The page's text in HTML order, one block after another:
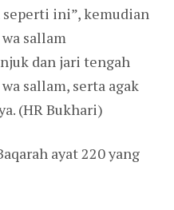
seperti ini”, kemudian
sallam
dan jari tengah
sallam, serta agak
(HR Bukhari)
ayat 220 yang